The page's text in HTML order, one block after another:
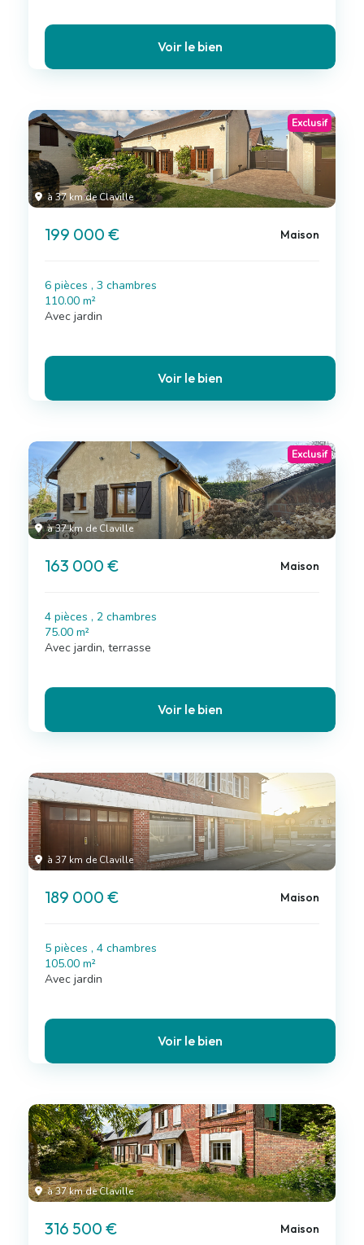
Voir le bien
à 37 km de Claville
Exclusif
199 000 € Maison
6 pièces , 3 chambres
110.00 m²
Avec jardin
Voir le bien
à 37 km de Claville
Exclusif
163 000 € Maison
4 pièces , 2 chambres
75.00 m²
Avec jardin, terrasse
Voir le bien
à 37 km de Claville
189 000 € Maison
5 pièces , 4 chambres
105.00 m²
Avec jardin
Voir le bien
à 37 km de Claville
316 500 € Maison